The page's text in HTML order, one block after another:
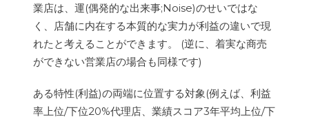
業店は、運(偶発的な出来事;Noise)のせいではな
く、店舗に内在する本質的な実力が利益の違いで現
れたと考えることができます。 (逆に、着実な商売
ができない営業店の場合も同様です)
ある特性(利益)の両端に位置する対象(例えば、利益
率上位/下位20%代理店、業績スコア3年平均上位/下